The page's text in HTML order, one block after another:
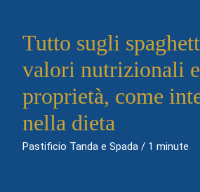
Tutto sugli
valori nutrizionali e
proprietà, come
nella dieta
Pastificio Tanda e Spada / 1 minute